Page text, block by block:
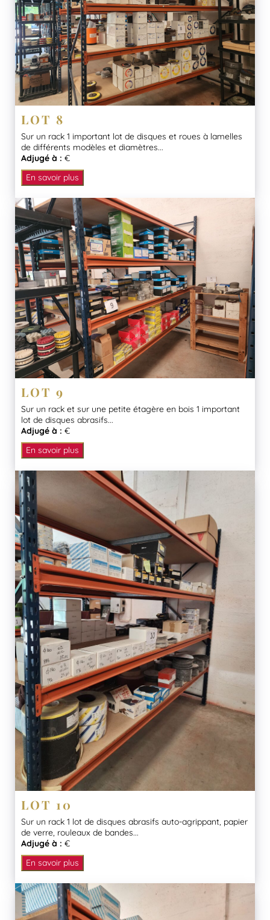
LOT 8
Sur un rack 1 important lot de disques et roues à lamelles
de différents modèles et diamètres...
Adjugé à : €
En savoir plus
LOT 9
Sur un rack et sur une petite étagère en bois 1 important
lot de disques abrasifs...
Adjugé à : €
En savoir plus
LOT 10
Sur un rack 1 lot de disques abrasifs auto-agrippant, papier
de verre, rouleaux de bandes...
Adjugé à : €
En savoir plus